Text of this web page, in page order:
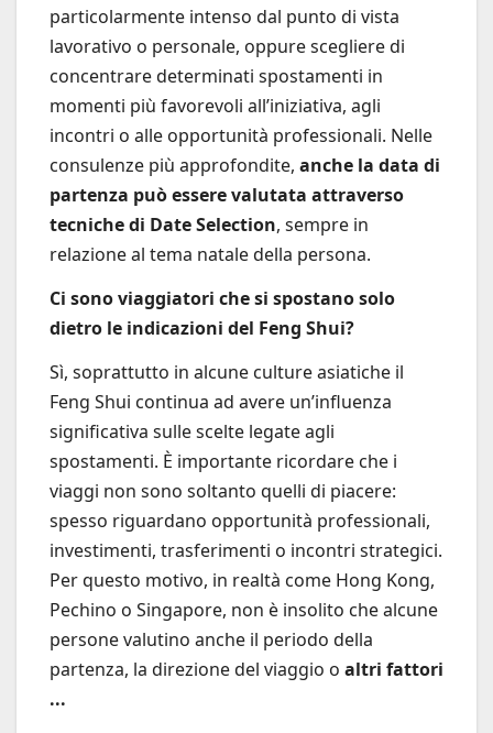
particolarmente intenso dal punto di vista
lavorativo o personale, oppure scegliere di
concentrare determinati spostamenti in
momenti più favorevoli all’iniziativa, agli
incontri o alle opportunità professionali. Nelle
consulenze più approfondite, anche la data di
partenza può essere valutata attraverso
tecniche di Date Selection, sempre in
relazione al tema natale della persona.
Ci sono viaggiatori che si spostano solo
dietro le indicazioni del Feng Shui?
Sì, soprattutto in alcune culture asiatiche il
Feng Shui continua ad avere un’influenza
significativa sulle scelte legate agli
spostamenti. È importante ricordare che i
viaggi non sono soltanto quelli di piacere:
spesso riguardano opportunità professionali,
investimenti, trasferimenti o incontri strategici.
Per questo motivo, in realtà come Hong Kong,
Pechino o Singapore, non è insolito che alcune
persone valutino anche il periodo della
partenza, la direzione del viaggio o altri fattori
...